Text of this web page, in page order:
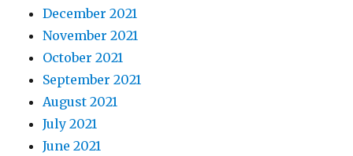
December 2021
November 2021
October 2021
September 2021
August 2021
July 2021
June 2021